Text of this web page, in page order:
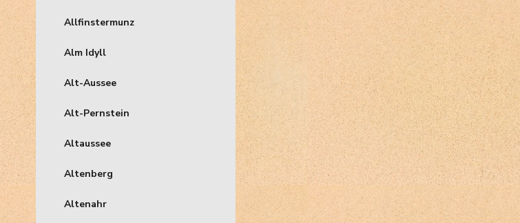
Allfinstermunz
Alm Idyll
Alt-Aussee
Alt-Pernstein
Altaussee
Altenberg
Altenahr